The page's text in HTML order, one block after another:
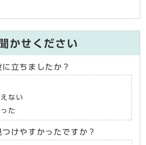
かせください
立ちましたか？
ない
た
けやすかったですか？